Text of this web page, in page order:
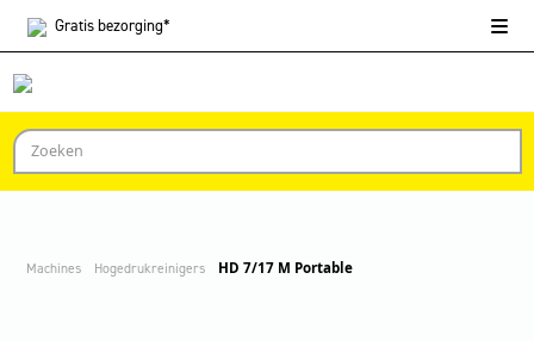
Gratisbezorging*
Machines Hogedrukreinigers HD 7/17 M Portable